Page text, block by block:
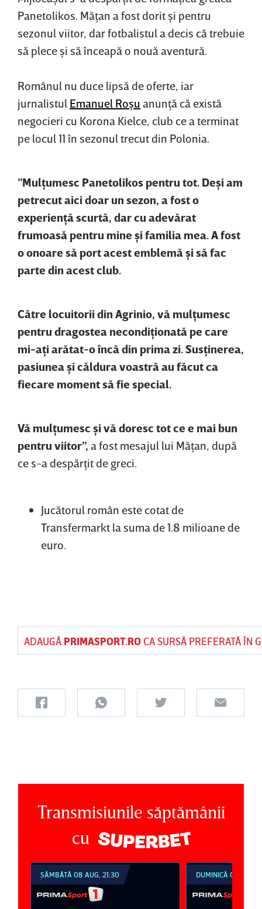
Panetolikos. Măţan a fost dorit şi pentru
sezonul viitor, dar fotbalistul a decis că trebuie
să plece şi să înceapă o nouă aventură.
Românul nu duce lipsă de oferte, iar
jurnalistul Emanuel Roşu anunţă că există
negocieri cu Korona Kielce, club ce a terminat
pe locul 11 în sezonul trecut din Polonia.
”Mulţumesc Panetolikos pentru tot. Deşi am
petrecut aici doar un sezon, a fost o
experienţă scurtă, dar cu adevărat
frumoasă pentru mine şi familia mea. A fost
o onoare să port acest emblemă şi să fac
parte din acest club.
Către locuitorii din Agrinio, vă mulţumesc
pentru dragostea necondiţionată pe care
mi-aţi arătat-o încă din prima zi. Susţinerea,
pasiunea şi căldura voastră au făcut ca
fiecare moment să fie special.
Vă mulţumesc şi vă doresc tot ce e mai bun
pentru viitor”, a fost mesajul lui Măţan, după
ce s-a despărţit de greci.
Jucătorul român este cotat de
Transfermarkt la suma de 1.8 milioane de
euro.
ADAUGĂ PRIMASPORT.ROCA SURSĂ PREFERATĂ ÎN
Transmisiunile săptămânii
cu
SÂMBĂTĂ 08 AUG, 21:30 DUMINICĂ 09 AUG,